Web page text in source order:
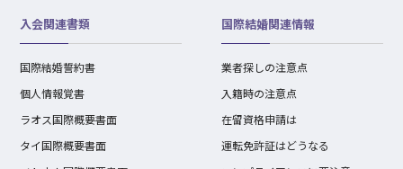
入会関連書類
国際結婚誓約書
個人情報覚書
ラオス国際概要書面
タイ国際概要書面
国際結婚関連情報
業者探しの注意点
入籍時の注意点
在留資格申請は
運転免許証はどうなる